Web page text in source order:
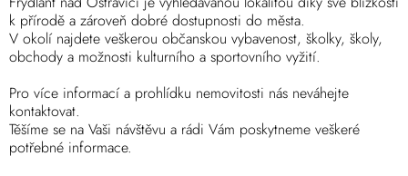
k přírodě a zároveň dobré dostupnosti do města.
V okolí najdete veškerou občanskou vybavenost, školky, školy,
obchody a možnosti kulturního a sportovního vyžití.
Pro více informací a prohlídku nemovitosti nás neváhejte
kontaktovat.
Těšíme se na Vaši návštěvu a rádi Vám poskytneme veškeré
potřebné informace.